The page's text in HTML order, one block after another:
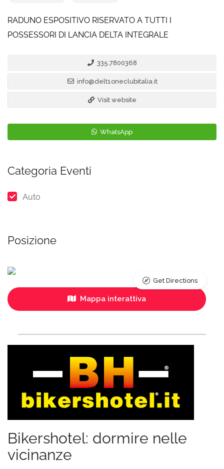
RADUNO ESPOSITIVO RISERVATO A TUTTI I
POSSESSORI DI LANCIA DELTA INTEGRALE
335.7800368
info@delt1oneclubitalia.it
Visit website
WhatsApp
Categoria Eventi
Auto
Posizione
Mappa interattiva
Get Directions
Bikershotel: dormire nelle
vicinanze